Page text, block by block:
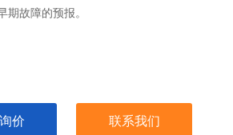
期故障的预报。
价 联系我们